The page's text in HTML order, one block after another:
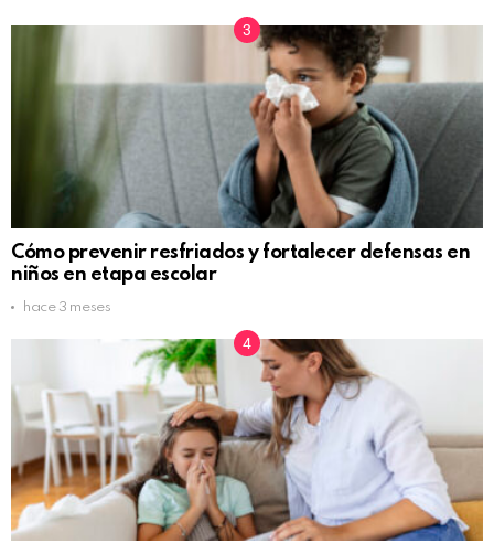
Cómo prevenir resfriados y fortalecer defensas en
niños en etapa escolar
hace 3 meses